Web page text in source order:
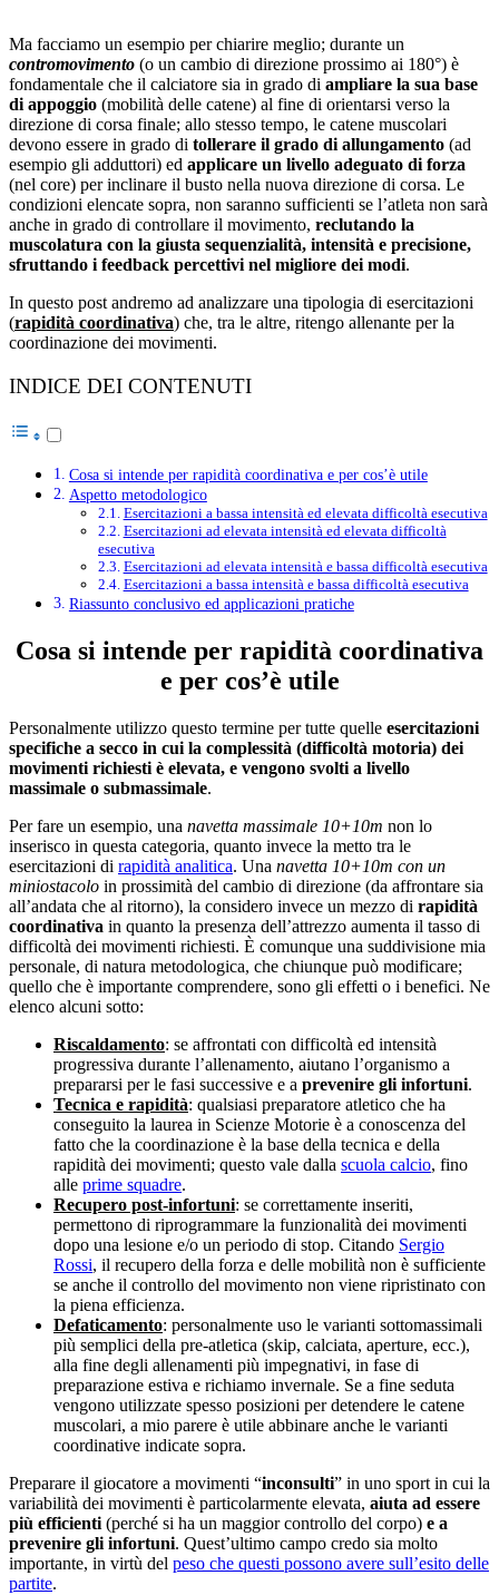
Ma facciamo un esempio per chiarire meglio; durante un
contromovimento (o un cambio di direzione prossimo ai 180°) è
fondamentale che il calciatore sia in grado di ampliare la sua base
di appoggio (mobilità delle catene) al fine di orientarsi verso la
direzione di corsa finale; allo stesso tempo, le catene muscolari
devono essere in grado di tollerare il grado di allungamento (ad
esempio gli adduttori) ed applicare un livello adeguato di forza
(nel core) per inclinare il busto nella nuova direzione di corsa. Le
condizioni elencate sopra, non saranno sufficienti se l’atleta non sarà
anche in grado di controllare il movimento, reclutando la
muscolatura con la giusta sequenzialità, intensità e precisione,
sfruttando i feedback percettivi nel migliore dei modi.
In questo post andremo ad analizzare una tipologia di esercitazioni
(rapidità coordinativa) che, tra le altre, ritengo allenante per la
coordinazione dei movimenti.
INDICE DEI CONTENUTI
Cosa si intende per rapidità coordinativa e per cos’è utile
Aspetto metodologico
Esercitazioni a bassa intensità ed elevata difficoltà esecutiva
Esercitazioni ad elevata intensità ed elevata difficoltà
esecutiva
Esercitazioni ad elevata intensità e bassa difficoltà esecutiva
Esercitazioni a bassa intensità e bassa difficoltà esecutiva
Riassunto conclusivo ed applicazioni pratiche
Cosa si intende per rapidità coordinativa
e per cos’è utile
Personalmente utilizzo questo termine per tutte quelle esercitazioni
specifiche a secco in cui la complessità (difficoltà motoria) dei
movimenti richiesti è elevata, e vengono svolti a livello
massimale o submassimale.
Per fare un esempio, una navetta massimale 10+10m non lo
inserisco in questa categoria, quanto invece la metto tra le
esercitazioni di rapidità analitica. Una navetta 10+10m con un
miniostacolo in prossimità del cambio di direzione (da affrontare sia
all’andata che al ritorno), la considero invece un mezzo di rapidità
coordinativa in quanto la presenza dell’attrezzo aumenta il tasso di
difficoltà dei movimenti richiesti. È comunque una suddivisione mia
personale, di natura metodologica, che chiunque può modificare;
quello che è importante comprendere, sono gli effetti o i benefici. Ne
elenco alcuni sotto:
Riscaldamento: se affrontati con difficoltà ed intensità
progressiva durante l’allenamento, aiutano l’organismo a
prepararsi per le fasi successive e a prevenire gli infortuni.
Tecnica e rapidità: qualsiasi preparatore atletico che ha
conseguito la laurea in Scienze Motorie è a conoscenza del
fatto che la coordinazione è la base della tecnica e della
rapidità dei movimenti; questo vale dalla scuola calcio, fino
alle prime squadre.
Recupero post-infortuni: se correttamente inseriti,
permettono di riprogrammare la funzionalità dei movimenti
dopo una lesione e/o un periodo di stop. Citando Sergio
Rossi, il recupero della forza e delle mobilità non è sufficiente
se anche il controllo del movimento non viene ripristinato con
la piena efficienza.
Defaticamento: personalmente uso le varianti sottomassimali
più semplici della pre-atletica (skip, calciata, aperture, ecc.),
alla fine degli allenamenti più impegnativi, in fase di
preparazione estiva e richiamo invernale. Se a fine seduta
vengono utilizzate spesso posizioni per detendere le catene
muscolari, a mio parere è utile abbinare anche le varianti
coordinative indicate sopra.
Preparare il giocatore a movimenti “inconsulti” in uno sport in cui la
variabilità dei movimenti è particolarmente elevata, aiuta ad essere
più efficienti (perché si ha un maggior controllo del corpo) e a
prevenire gli infortuni. Quest’ultimo campo credo sia molto
importante, in virtù del peso che questi possono avere sull’esito delle
partite.